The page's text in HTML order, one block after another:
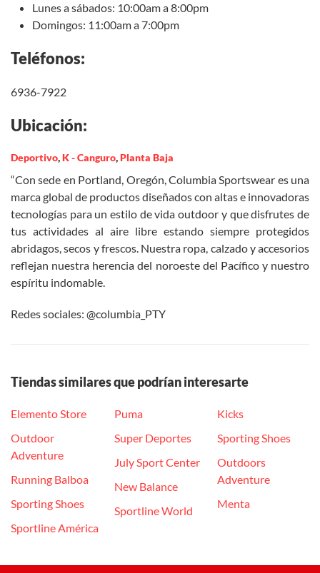
Lunes a sábados: 10:00am a 8:00pm
Domingos: 11:00am a 7:00pm
Teléfonos:
6936-7922
Ubicación:
Deportivo,K - Canguro,Planta Baja
“Con sede en Portland, Oregón, Columbia Sportswear es una
marca global de productos diseñados con altas e innovadoras
tecnologías para un estilo de vida outdoor y que disfrutes de
tus actividades al aire libre estando siempre protegidos
abridagos, secos y frescos. Nuestra ropa, calzado y accesorios
reflejan nuestra herencia del noroeste del Pacífico y nuestro
espíritu indomable.
Redes sociales: @columbia_PTY
Tiendas similares que podrían interesarte
Elemento Store
Outdoor
Adventure
Running Balboa
Sporting Shoes
Sportline América
Puma
Super Deportes
July Sport Center
New Balance
Sportline World
Kicks
Sporting Shoes
Outdoors
Adventure
Menta